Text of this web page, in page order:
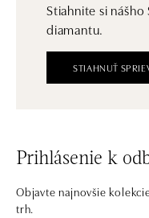
Stiahnite si
diamantu.
STIAHNUŤ
Prihlásenie k
Objavte najnovšie
trh.